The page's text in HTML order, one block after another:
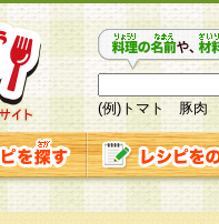
(例)トマト 豚肉